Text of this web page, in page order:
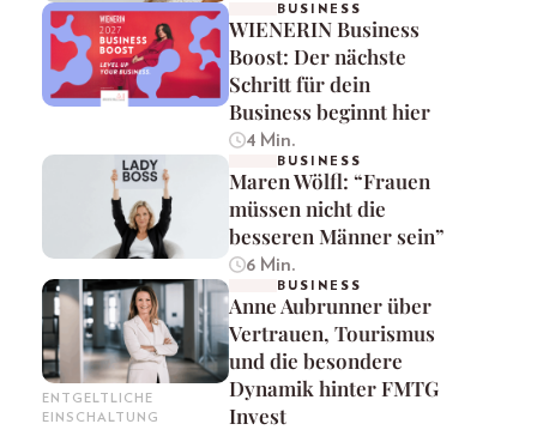
BUSINESS
WIENERIN Business
Boost: Der nächste
Schritt für dein
Business beginnt hier
4 Min.
BUSINESS
Maren Wölfl: “Frauen
müssen nicht die
besseren Männer sein”
6 Min.
ENTGELTLICHE
EINSCHALTUNG
BUSINESS
Anne Aubrunner über
Vertrauen, Tourismus
und die besondere
Dynamik hinter FMTG
Invest